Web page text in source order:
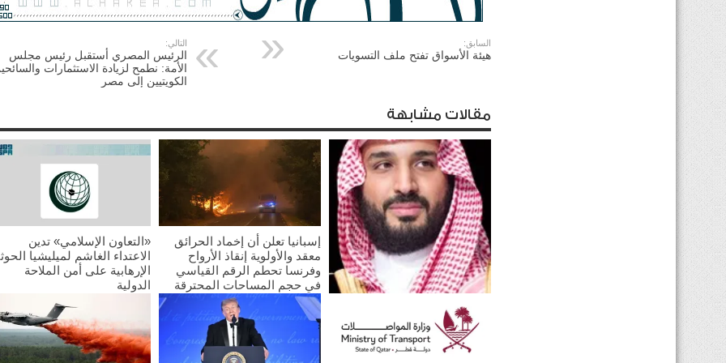
السابق:
هيئة الأسواق تفتح ملف التسويات
التالي:
الرئيس المصري أستقبل رئيس مجلس
الأمة: نطمح لزيادة الاستثمارات
الكويتيين إلى مصر
مقالات مشابهة
ولي العهد السعودي يؤكد
للرئيس الأميركي ضرورة تغليب
الحوار لخفض التصعيد
إسبانيا تعلن أن إخماد الحرائق
معقد والأولوية إنقاذ الأرواح
وفرنسا تحطم الرقم القياسي
في حجم المساحات المحترقة
2026/07/25
«التعاون الإسلامي» تدين
الاعتداء الغاشم لميليشيا
الإرهابية على أمن الملاحة
الدولية